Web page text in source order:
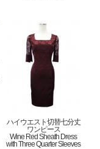
ハイウエスト切替七分丈
ワンピース
Wine Red Sheath Dress
with Three Quarter Sleeves